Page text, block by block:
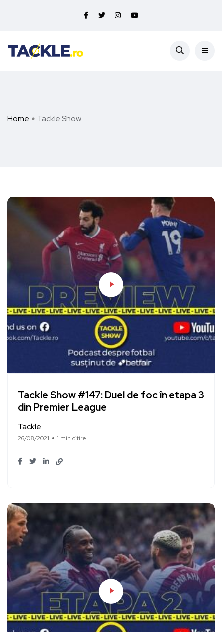
Home Tackle Show
Tackle Show #147: Duel de foc în etapa 3
din Premier League
Tackle
26/08/2021 1 min citire